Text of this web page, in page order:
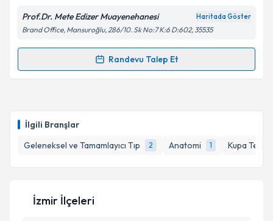
İlgili Branşlar
Geleneksel ve Tamamlayıcı Tıp
2 Anatomi 1 Kupa
Prof.Dr. Mete Edizer Muayenehanesi Haritada Göster
Brand Office, Mansuroğlu, 286/10. Sk No:7 K:6 D:602, 35535
Randevu Talep Et
Randevu Takvimi Talebi
takvim hazırlandığında e-posta ile bilgilendireceğiz.
İzmir İlçeleri